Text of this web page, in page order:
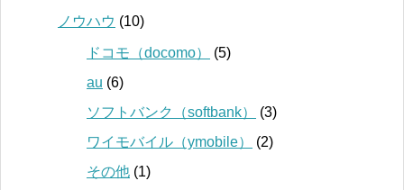
ノウハウ (10)
ドコモ（docomo）
(5)
au (6)
ソフトバンク（softbank）
(3)
ワイモバイル（ymobile）
(2)
その他 (1)